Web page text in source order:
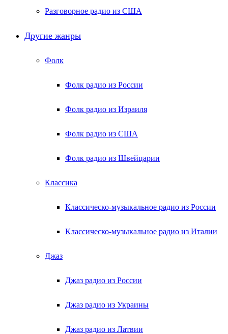
Разговорное радио из США
Другие жанры
Фолк
Фолк радио из России
Фолк радио из Израиля
Фолк радио из США
Фолк радио из Швейцарии
Классика
Классическо-музыкальное радио из России
Классическо-музыкальное радио из Италии
Джаз
Джаз радио из России
Джаз радио из Украины
Джаз радио из Латвии